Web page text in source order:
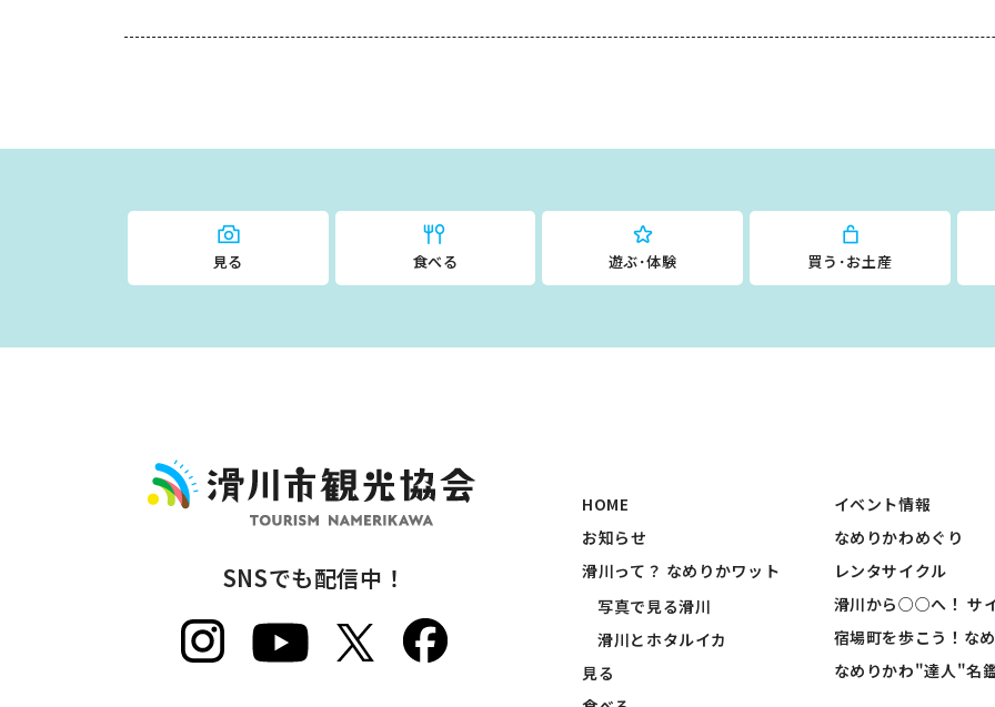
見る 食べる 遊ぶ･体験 買う･お土産
SNSでも配信中！
HOME
お知らせ
滑川って？ なめりかワット
写真で見る滑川
滑川とホタルイカ
見る
イベント情報
なめりかわめぐり
レンタサイクル
滑川から○○へ！ サ
宿場町を歩こう！な
なめりかわ"達人"名